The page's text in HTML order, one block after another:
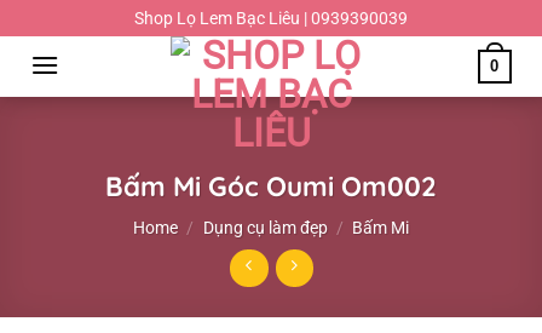
đến
dung
Shop Lọ Lem Bạc Liêu | 0939390039
0
Bấm Mi Góc Oumi Om002
Home / Dụng cụ làm đẹp / Bấm Mi